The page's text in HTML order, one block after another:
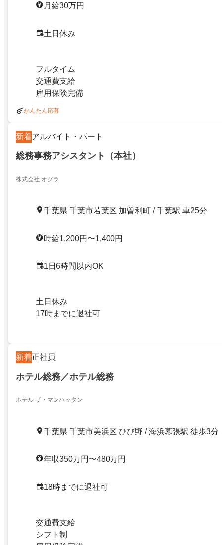
月給30万円
土日休み
フルタイム
交通費支給
雇用保険完備
かんたん応募
新着アルバイト・パート
総務事務アシスタント（本社）
株式会社 オグラ
千葉県 千葉市若葉区 加曽利町 / 千葉駅 車25分
時給1,200円〜1,400円
1日6時間以内OK
土日休み
17時までに退社可
新着正社員
ホテル総務／ホテル総務
ホテル ザ・マンハッタン
千葉県 千葉市美浜区 ひび野 / 海浜幕張駅 徒歩3分
年収350万円〜480万円
18時までに退社可
交通費支給
シフト制